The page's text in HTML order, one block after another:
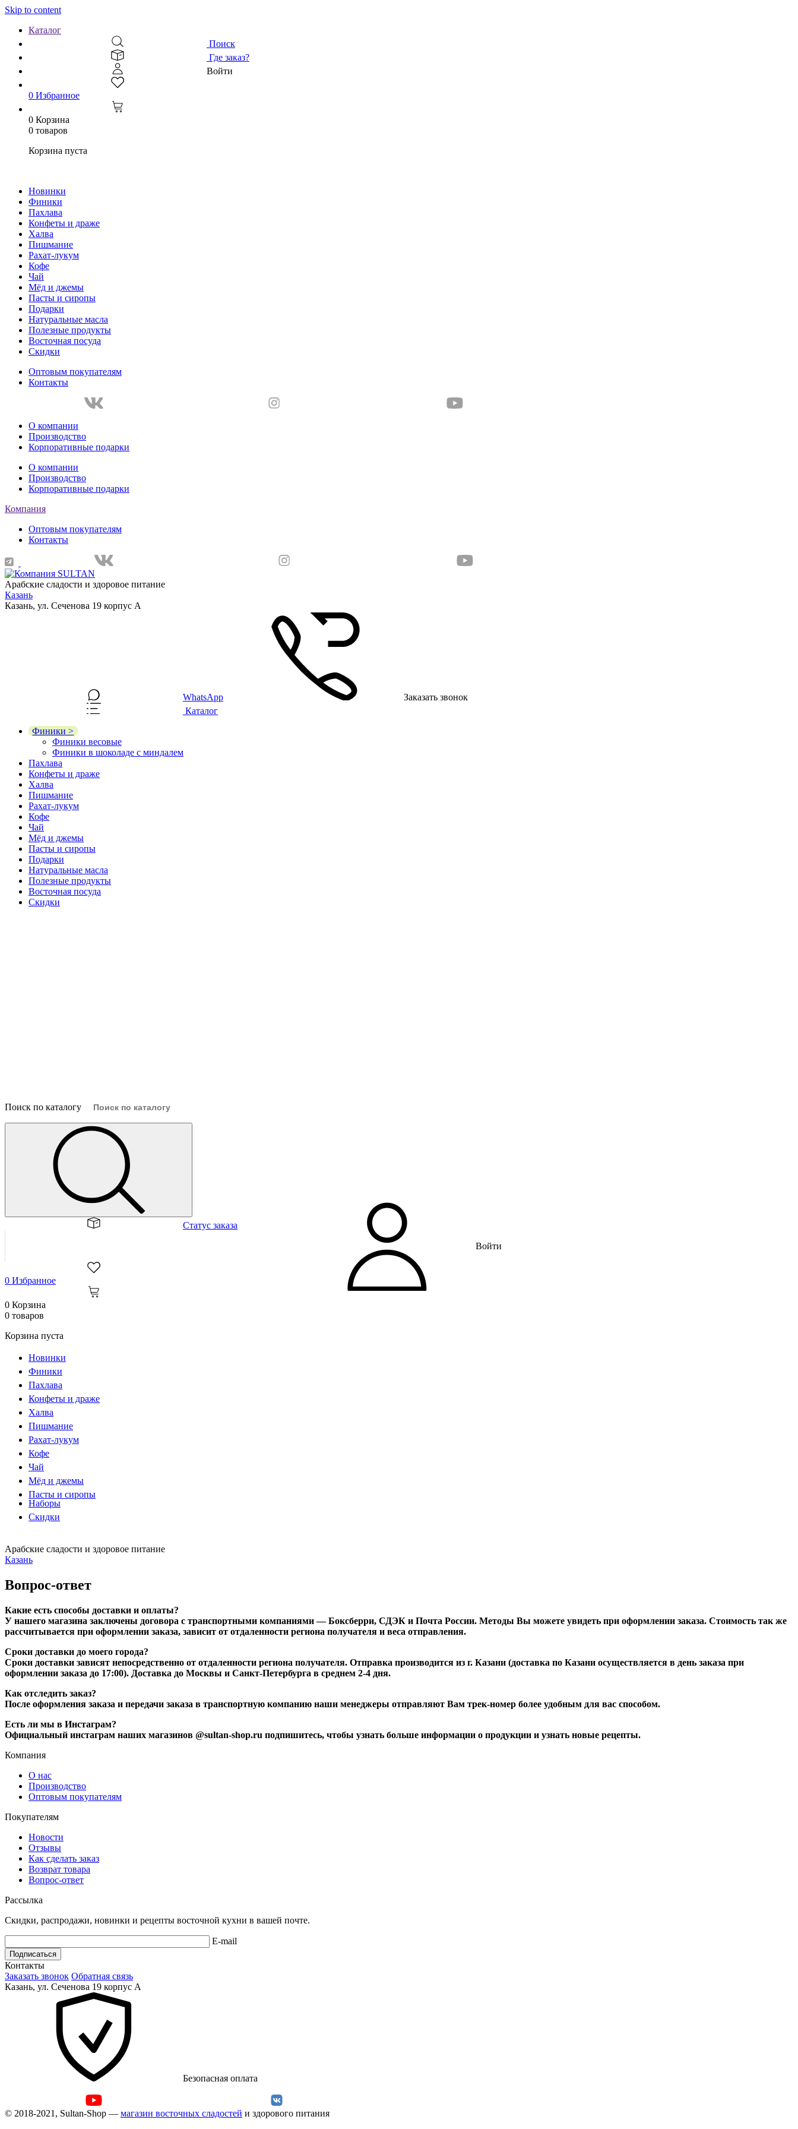
Skip to content
Каталог
Поиск
Где заказ?
Войти
0 Избранное
0 Корзина
0 товаров
Корзина пуста
Новинки
Финики
Пахлава
Конфеты и драже
Халва
Пишмание
Рахат-лукум
Кофе
Чай
Мёд и джемы
Пасты и сиропы
Подарки
Натуральные масла
Полезные продукты
Восточная посуда
Скидки
Оптовым покупателям
Контакты
О компании
Производство
Корпоративные подарки
О компании
Производство
Корпоративные подарки
Компания
Оптовым покупателям
Контакты
Арабские сладости и здоровое питание
Казань
Казань, ул. Сеченова 19 корпус А
WhatsApp
Заказать звонок
Каталог
Финики >
Финики весовые
Финики в шоколаде с миндалем
Пахлава
Конфеты и драже
Халва
Пишмание
Рахат-лукум
Кофе
Чай
Мёд и джемы
Пасты и сиропы
Подарки
Натуральные масла
Полезные продукты
Восточная посуда
Скидки
Поиск по каталогу
×
Статус заказа
Войти
0 Избранное
0 Корзина
0 товаров
Корзина пуста
Новинки
Финики
Пахлава
Конфеты и драже
Халва
Пишмание
Рахат-лукум
Кофе
Чай
Мёд и джемы
Пасты и сиропы
Наборы
Скидки
Арабские сладости и здоровое питание
Казань
Вопрос-ответ
Какие есть способы доставки и оплаты?
У нашего магазина заключены договора с транспортными компаниями — Боксберри, СДЭК и Почта России. Методы Вы можете увидеть при оформлении заказа. Стоимость так же
рассчитывается при оформлении заказа, зависит от отдаленности региона получателя и веса отправления.
Сроки доставки до моего города?
Сроки доставки зависят непосредственно от отдаленности региона получателя. Отправка производится из г. Казани (доставка по Казани осуществляется в день заказа при
оформлении заказа до 17:00). Доставка до Москвы и Санкт-Петербурга в среднем 2-4 дня.
Как отследить заказ?
После оформления заказа и передачи заказа в транспортную компанию наши менеджеры отправляют Вам трек-номер более удобным для вас способом.
Есть ли мы в Инстаграм?
Официальный инстаграм наших магазинов @sultan-shop.ru подпишитесь, чтобы узнать больше информации о продукции и узнать новые рецепты.
Компания
О нас
Производство
Оптовым покупателям
Покупателям
Новости
Отзывы
Как сделать заказ
Возврат товара
Вопрос-ответ
Рассылка
Скидки, распродажи, новинки и рецепты восточной кухни в вашей почте.
E-mail
Подписаться
Контакты
Заказать звонок Обратная связь
Казань, ул. Сеченова 19 корпус А
Безопасная оплата
© 2018-2021, Sultan-Shop — магазин восточных сладостей и здорового питания